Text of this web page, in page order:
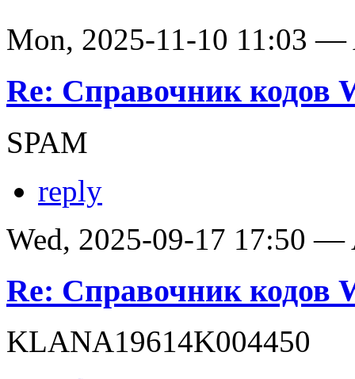
Mon, 2025-11-10 11:03 —
Re: Справочник кодов
SPAM
reply
Wed, 2025-09-17 17:50 —
Re: Справочник кодов
KLANA19614K004450